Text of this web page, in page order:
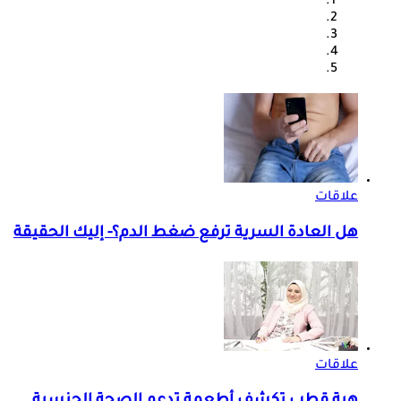
علاقات
هل العادة السرية ترفع ضغط الدم؟- إليك الحقيقة
علاقات